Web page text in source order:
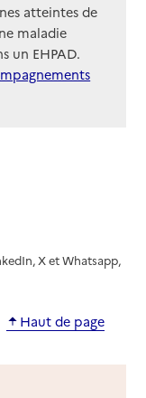
atteintes de
maladie
un EHPAD.
X et Whatsapp,
Haut de page